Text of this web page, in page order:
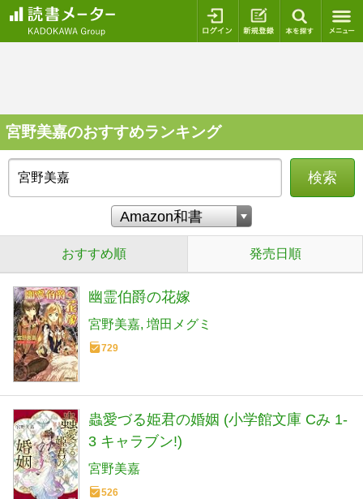
ログイン 新規登録
宮野美嘉のおすすめランキング
検索
おすすめ順 発売日順
幽霊伯爵の花嫁
宮野美嘉 増田メグミ
729
蟲愛づる姫君の婚姻 (小学館文庫 Cみ 1-
3 キャラブン!)
宮野美嘉
526